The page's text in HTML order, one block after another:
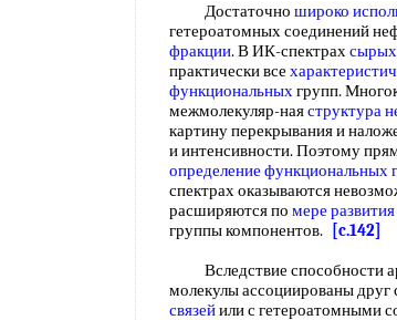
Достаточно широко
гетероатомных соединений
фракции. В ИК-спектрах
практически все
функциональныхгрупп.
межмолекуляр-наяструктура
картину перекрывания и
и интенсивности. Поэтому
определение функциональных
спектрах оказываются
расширяются по мере развития
группы компонентов.
[c.142]
Вследствие способности
молекулы ассоциированы друг
связейили с гетероатомными